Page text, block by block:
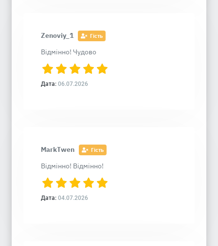
Zenoviy_1 Гість
Відмінно! Чудово
Дата: 06.07.2026
MarkTwen Гість
Відмінно! Відмінно!
Дата: 04.07.2026